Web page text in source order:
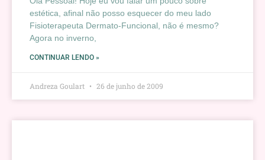
estética, afinal não posso esquecer do meu lado
Fisioterapeuta Dermato-Funcional, não é mesmo?
Agora no inverno,
CONTINUAR LENDO »
Andreza Goulart 26 de junho de 2009